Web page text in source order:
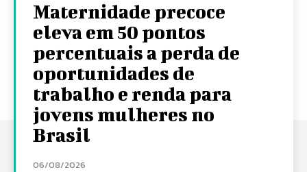
Maternidade precoce
eleva em 50 pontos
percentuais a perda de
oportunidades de
trabalho e renda para
jovens mulheres no
Brasil
06/08/2026